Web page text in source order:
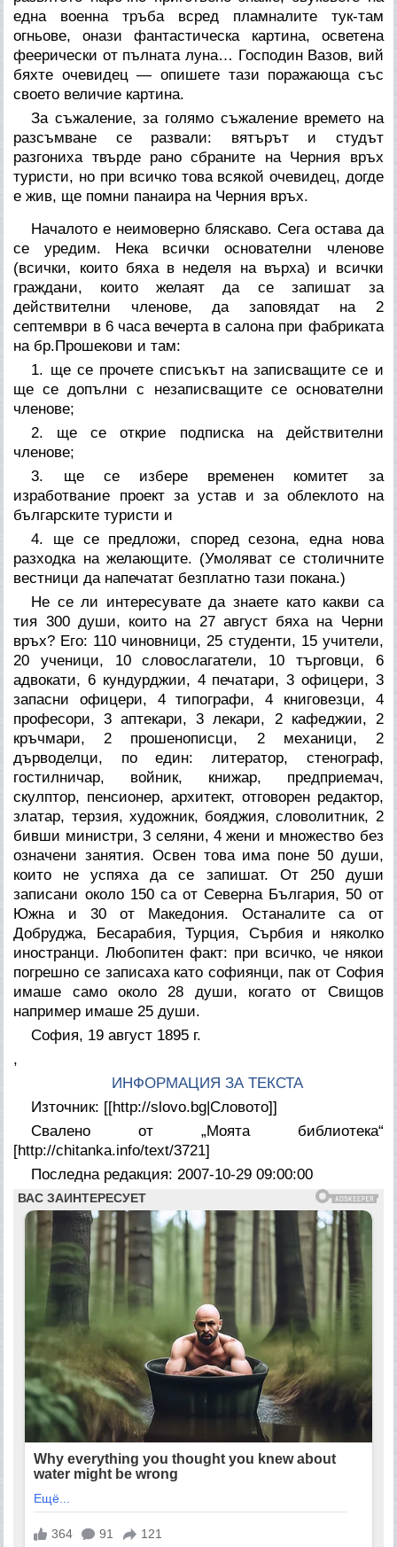
една военна тръба всред пламналите тук-там
огньове, онази фантастическа картина, осветена
феерически от пълната луна… Господин Вазов, вий
бяхте очевидец — опишете тази поражающа със
своето величие картина.
За съжаление, за голямо съжаление времето на
разсъмване се развали: вятърът и студът
разгониха твърде рано сбраните на Черния връх
туристи, но при всичко това всякой очевидец, догде
е жив, ще помни панаира на Черния връх.
Началото е неимоверно бляскаво. Сега остава да
се уредим. Нека всичкиоснователни членове
(всички, които бяха в неделя на върха) и всички
граждани, които желаят да се запишат за
действителни членове, да заповядат на 2
септември в 6 часа вечерта в салона при фабриката
на бр.Прошекови и там:
1. ще се прочете списъкът на записващите се и
ще се допълни с незаписващите се основателни
членове;
2. ще се открие подписка на действителни
членове;
3. ще се избере временен комитет за
изработвание проект за устав и за облеклото на
българските туристи и
4. ще се предложи, според сезона, една нова
разходка на желающите. (Умоляват се столичните
вестници да напечатат безплатно тази покана.)
Не се ли интересувате да знаете като какви са
тия 300 души, които на 27 август бяха на Черни
връх? Его: 110 чиновници, 25 студенти, 15 учители,
20 ученици, 10 словослагатели, 10 търговци, 6
адвокати, 6 кундурджии, 4 печатари, 3 офицери, 3
запасни офицери, 4 типографи, 4 книговезци, 4
професори, 3 аптекари, 3 лекари, 2 кафеджии, 2
кръчмари, 2 прошенописци, 2 механици, 2
дърводелци, по един: литератор, стенограф,
гостилничар, войник, книжар, предприемач,
скулптор, пенсионер, архитект, отговорен редактор,
златар, терзия, художник, бояджия, словолитник, 2
бивши министри, 3 селяни, 4 жени и множество без
означени занятия. Освен това има поне 50 души,
които не успяха да се запишат. От 250 души
записани около 150 са от Северна България, 50 от
Южна и 30 от Македония. Останалите са от
Добруджа, Бесарабия, Турция, Сърбия и няколко
иностранци. Любопитен факт: при всичко, че някои
погрешно се записаха като софиянци, пак от София
имаше само около 28 души, когато от Свищов
например имаше 25 души.
София, 19 август 1895 г.
,
ИНФОРМАЦИЯ ЗА ТЕКСТА
Източник: [[http://slovo.bg|Словото]]
Свалено от „Моята библиотека“
[http://chitanka.info/text/3721]
Последна редакция: 2007-10-29 09:00:00